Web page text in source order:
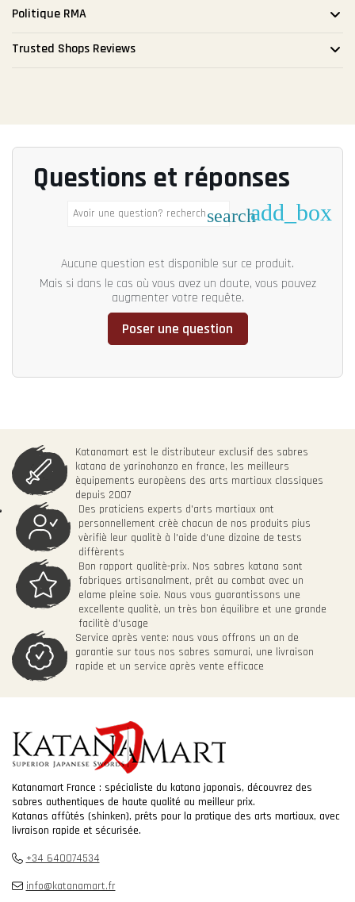
Politique RMA
Trusted Shops Reviews
Questions et réponses
searchadd_box
Aucune question est disponible sur ce produit.
Mais si dans le cas où vous avez un doute, vous pouvez
augmenter votre requête.
Poser une question
Katanamart est le distributeur exclusif des sabres
katana de yarinohanzo en france, les meilleurs
èquipements europèens des arts martiaux classiques
depuis 2007
Des praticiens experts d'arts martiaux ont
personnellement crèè chacun de nos produits pius
vèrifiè leur qualitè à l'aide d'une dizaine de tests
diffèrents
Bon rapport qualitè-prix. Nos sabres katana sont
fabriques artisanalment, prêt au combat avec un
elame pleine soie. Nous vous guarantissons une
excellente qualitè, un très bon équilibre et une grande
facilitè d'usage
Service après vente: nous vous offrons un an de
garantie sur tous nos sabres samurai, une livraison
rapide et un service après vente efficace
Katanamart France : spécialiste du katana japonais, découvrez des
sabres authentiques de haute qualité au meilleur prix.
Katanas affûtés (shinken), prêts pour la pratique des arts martiaux, avec
livraison rapide et sécurisée.
+34 640074534
info@katanamart.fr